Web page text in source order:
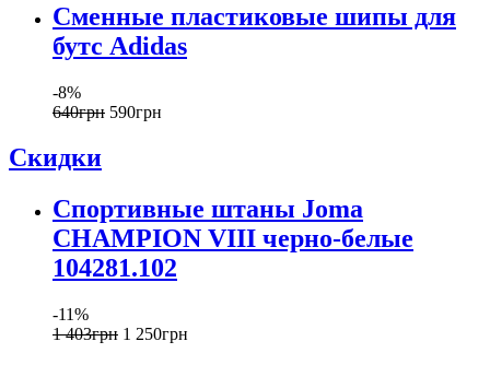
Сменные пластиковые шипы для
бутс Adidas
-8%
640грн 590грн
Скидки
Спортивные штаны Joma
CHAMPION VIII черно-белые
104281.102
-11%
1 403грн 1 250грн